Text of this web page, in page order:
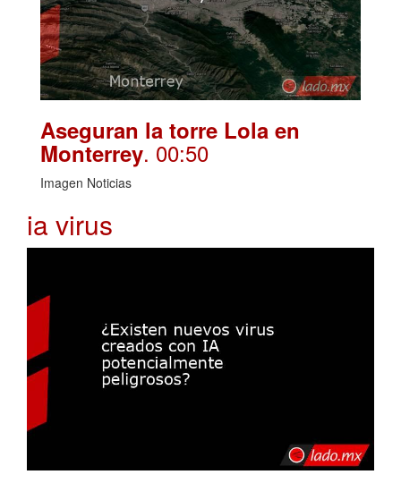
Aseguran la torre Lola en
Monterrey. 00:50
Imagen Noticias
ia virus